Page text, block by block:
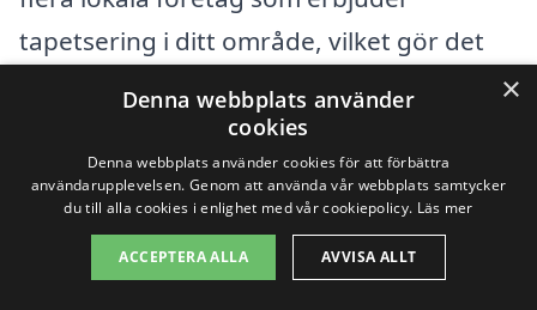
tapetsering i ditt område, vilket gör det
enklare för dig att göra ett informerat val.
Oavsett om du planerar en liten
uppfräschning eller en större renovering,
är det alltid en bra idé att göra din
research och se till att du får värde för
×
Denna webbplats använder
cookies
Denna webbplats använder cookies för att förbättra
användarupplevelsen. Genom att använda vår webbplats samtycker
du till alla cookies i enlighet med vår cookiepolicy. Läs mer
ACCEPTERA ALLA AVVISA ALLT